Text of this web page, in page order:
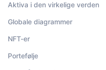
Aktiva i den virkelige verden
Globale diagrammer
NFT-er
Portefølje